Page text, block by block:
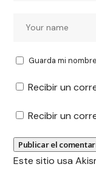
Guarda mi
Recibir un
Recibir un
Este sitio usa